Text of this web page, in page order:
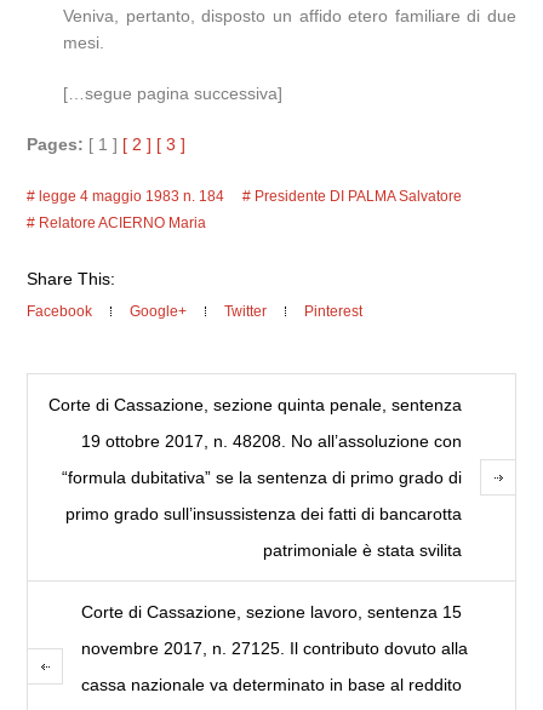
Veniva, pertanto, disposto un affido etero familiare di due
mesi.
[…segue pagina successiva]
Pages: [ 1 ] [ 2 ] [ 3 ]
legge 4 maggio 1983 n. 184
Presidente DI PALMA Salvatore
Relatore ACIERNO Maria
Share This:
Facebook Google+ Twitter Pinterest
Corte di Cassazione, sezione quinta penale, sentenza
19 ottobre 2017, n. 48208. No all’assoluzione con
“formula dubitativa” se la sentenza di primo grado di
primo grado sull’insussistenza dei fatti di bancarotta
patrimoniale è stata svilita
Corte di Cassazione, sezione lavoro, sentenza 15
novembre 2017, n. 27125. Il contributo dovuto alla
cassa nazionale va determinato in base al reddito